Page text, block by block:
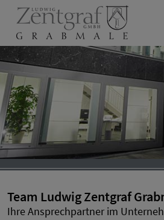
Team Ludwig Zentgraf
Ihre Ansprechpartner im